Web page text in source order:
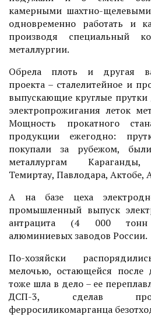
камерными шахтно-
одновременно работать и
производя специальный
металлургии.
Обрела плоть и другая
проекта – сталелитейное и
выпускающие круглые
электропрожигания леток
Мощность прокатного
продукции ежегодно:
покупали за рубежом,
металлургам Караганды,
Темиртау, Павлодара, Актобе,
А на базе цеха
промышленный выпуск
антрацита (4 000
алюминиевых заводов России.
По-хозяйски
мелочью, остающейся
тоже шла в дело – ее
ДСП-3, сделав
ферросиликомарганца